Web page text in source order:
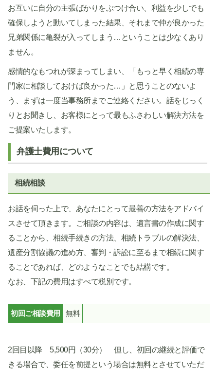
お互いに自分の主張ばかりをぶつけ合い、利益を少しでも
確保しようと動いてしまった結果、それまで仲が良かった
兄弟関係に亀裂が入ってしまう…ということは少なくあり
ません。
感情的なもつれが深まってしまい、「もっと早く相続の専
門家に相談しておけば良かった…」と思うことのないよ
う、まずは一度当事務所までご連絡ください。話をじっく
りとお聞きし、お客様にとって最もふさわしい解決方法を
ご提案いたします。
弁護士費用について
相続相談
お話を伺った上で、あなたにとって最善の方法をアドバイ
スさせて頂きます。ご相談の内容は、遺言書の作成に関す
ることから、相続手続きの方法、相続トラブルの解決法、
遺産分割協議の進め方、審判・訴訟に至るまで相続に関す
ることであれば、どのようなことでも結構です。
なお、下記の費用はすべて税別です。
初回ご相談費用 無料
2回目以降 5,500円（30分） 但し、初回の継続と評価で
きる場合で、委任を前提という場合は無料とさせていただ